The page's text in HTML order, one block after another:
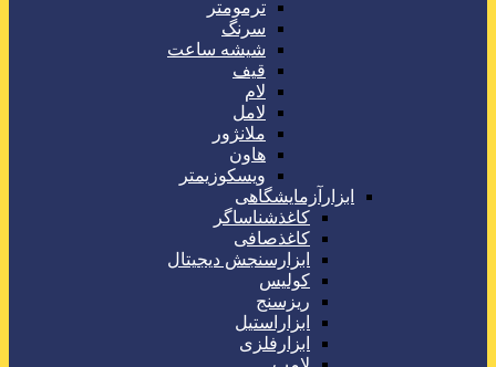
ترمومتر
سرنگ
شیشه ساعت
قیف
لام
لامل
ملانژور
هاون
ویسکوزیمتر
ابزارآزمایشگاهی
کاغذشناساگر
کاغذصافی
ابزارسنجش دیجیتال
کولیس
ریزسنج
ابزاراستیل
ابزارفلزی